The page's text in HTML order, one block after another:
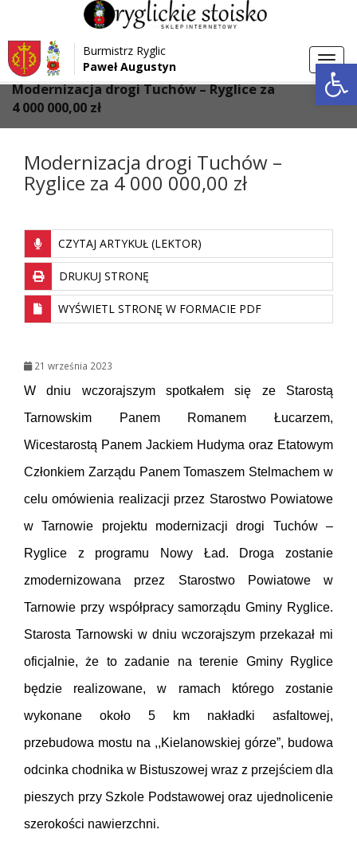
Przejdź do menu
Przejdź do głównej treści strony
Przejdź do stopki strony
Burmistrz Ryglic
Paweł Augustyn
Strona główna > Aktualności
Modernizacja drogi Tuchów – Ryglice za
4 000 000,00 zł
Modernizacja drogi Tuchów –
Ryglice za 4 000 000,00 zł
CZYTAJ ARTYKUŁ (LEKTOR)
DRUKUJ STRONĘ
WYŚWIETL STRONĘ W FORMACIE PDF
21 września 2023
W dniu wczorajszym spotkałem się ze Starostą
Tarnowskim Panem Romanem Łucarzem,
Wicestarostą Panem Jackiem Hudyma oraz Etatowym
Członkiem Zarządu Panem Tomaszem Stelmachem w
celu omówienia realizacji przez Starostwo Powiatowe
w Tarnowie projektu modernizacji drogi Tuchów –
Ryglice z programu Nowy Ład. Droga zostanie
zmodernizowana przez Starostwo Powiatowe w
Tarnowie przy współpracy samorządu Gminy Ryglice.
Starosta Tarnowski w dniu wczorajszym przekazał mi
oficjalnie, że to zadanie na terenie Gminy Ryglice
będzie realizowane, w ramach którego zostanie
wykonane około 5 km nakładki asfaltowej,
przebudowa mostu na ,,Kielanowskiej górze”, budowa
odcinka chodnika w Bistuszowej wraz z przejściem dla
pieszych przy Szkole Podstawowej oraz ujednolicenie
szerokości nawierzchni.